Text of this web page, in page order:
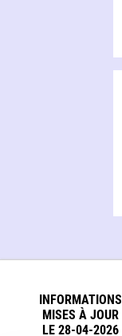
INFORMATIONS
MISES À JOUR
LE 28-04-2026